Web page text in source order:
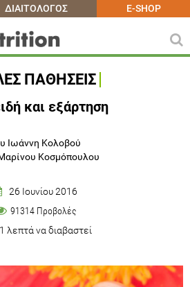
ΔΙΑΙΤΟΛΟΓΟΣ E-SHOP
ΠΑΘΗΣΕΙΣ
και εξάρτηση
Ιωάννη Κολοβού
Κοσμόπουλου
26 Ιουνίου 2016
91314 Προβολές
λεπτά να διαβαστεί